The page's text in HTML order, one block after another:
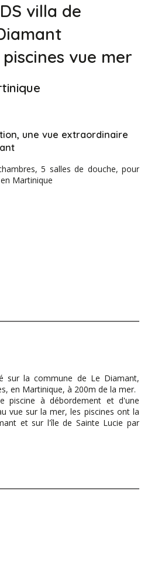
villa de
vue mer
une vue extraordinaire
5 salles de douche, pour
Martinique
sur la commune de Le Diamant,
en Martinique, à 200m de la mer.
piscine à débordement et d'une
vue sur la mer, les piscines ont la
et sur l'île de Sainte Lucie par